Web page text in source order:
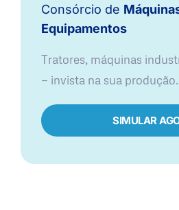
Consórcio de
Equipamentos
Tratores, máquinas
— invista na sua produção.
SIMULAR